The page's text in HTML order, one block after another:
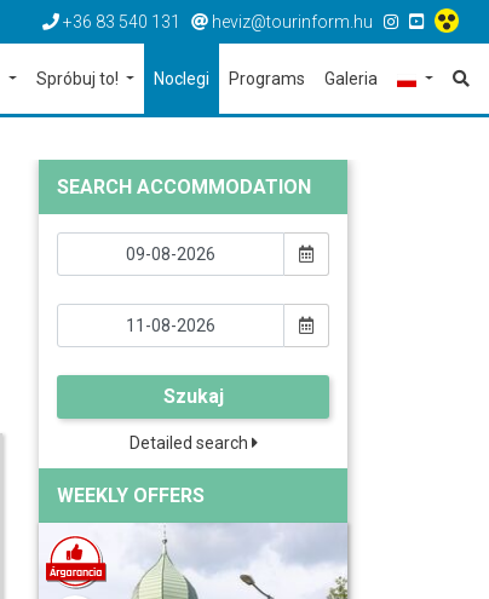
+36 83 540 131 heviz@tourinform.hu
Spróbuj to! Noclegi Programs Galeria
SEARCH ACCOMMODATION
Szukaj
Detailed search
WEEKLY OFFERS